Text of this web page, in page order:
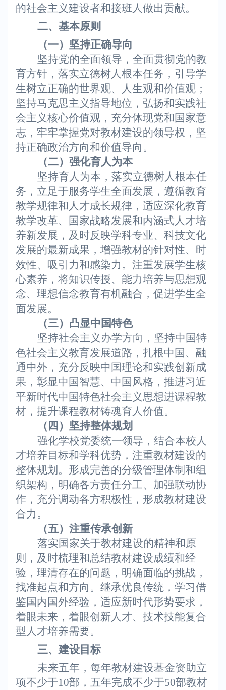
的社会主义建设者和接班人做出贡献。
二、基本原则
（一）坚持正确导向
坚持党的全面领导，全面贯彻党的教
育方针，落实立德树人根本任务，引导学
生树立正确的世界观、人生观和价值观；
坚持马克思主义指导地位，弘扬和实践社
会主义核心价值观，充分体现党和国家意
志，牢牢掌握党对教材建设的领导权，坚
持正确政治方向和价值导向。
（二）强化育人为本
坚持育人为本，落实立德树人根本任
务，立足于服务学生全面发展，遵循教育
教学规律和人才成长规律，适应深化教育
教学改革、国家战略发展和内涵式人才培
养新发展，及时反映学科专业、科技文化
发展的最新成果，增强教材的针对性、时
效性、吸引力和感染力。注重发展学生核
心素养，将知识传授、能力培养与思想观
念、理想信念教育有机融合，促进学生全
面发展。
（三）凸显中国特色
坚持社会主义办学方向，坚持中国特
色社会主义教育发展道路，扎根中国、融
通中外，充分反映中国理论和实践创新成
果，彰显中国智慧、中国风格，推进习近
平新时代中国特色社会主义思想进课程教
材，提升课程教材铸魂育人价值。
（四）坚持整体规划
强化学校党委统一领导，结合本校人
才培养目标和学科优势，注重教材建设的
整体规划。形成完善的分级管理体制和组
织架构，明确各方责任分工、加强联动协
作，充分调动各方积极性，形成教材建设
合力。
（五）注重传承创新
落实国家关于教材建设的精神和原
则，及时梳理和总结教材建设成绩和经
验，理清存在的问题，明确面临的挑战，
找准起点和方向。继承优良传统，学习借
鉴国内国外经验，适应新时代形势要求，
着眼未来，着眼创新人才、技术技能复合
型人才培养需要。
三、建设目标
未来五年，每年教材建设基金资助立
项不少于10部，五年完成不少于50部教材